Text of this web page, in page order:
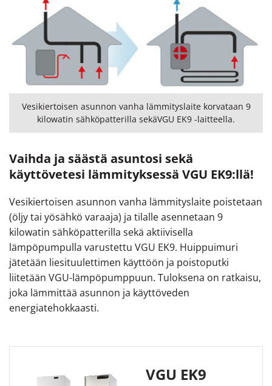
Vesikiertoisen asunnon vanha lämmityslaite korvataan 9
kilowatin sähköpatterilla sekäVGU EK9 -laitteella.
Vaihda ja säästä asuntosi sekä
käyttövetesi lämmityksessä VGU EK9:llä!
Vesikiertoisen asunnon vanha lämmityslaite poistetaan
(öljy tai yösähkö varaaja) ja tilalle asennetaan 9
kilowatin sähköpatterilla sekä aktiivisella
lämpöpumpulla varustettu VGU EK9. Huippuimuri
jätetään liesituulettimen käyttöön ja poistoputki
liitetään VGU-lämpöpumppuun. Tuloksena on ratkaisu,
joka lämmittää asunnon ja käyttöveden
energiatehokkaasti.
VGU EK9